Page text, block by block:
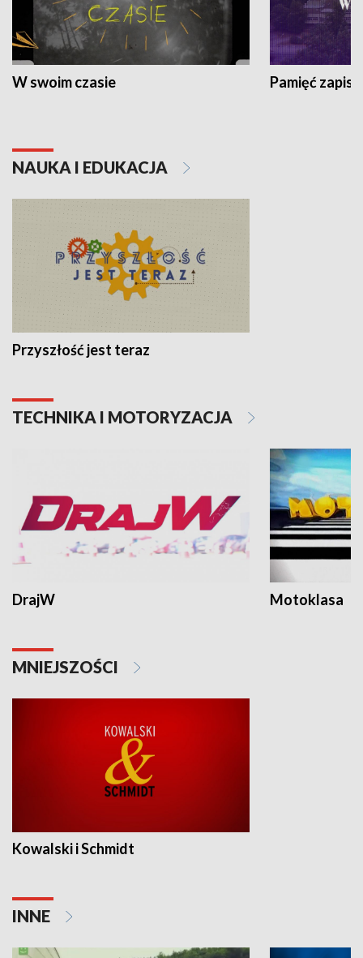
W swoim czasie Pamięć
NAUKA I EDUKACJA
Przyszłość jest teraz
TECHNIKA I MOTORYZACJA
DrajW Motoklasa
MNIEJSZOŚCI
Kowalski i Schmidt
INNE